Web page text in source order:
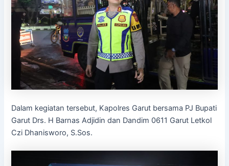
Dalam kegiatan tersebut, Kapolres Garut bersama PJ Bupati
Garut Drs. H Barnas Adjidin dan Dandim 0611 Garut Letkol
Czi Dhanisworo, S.Sos.